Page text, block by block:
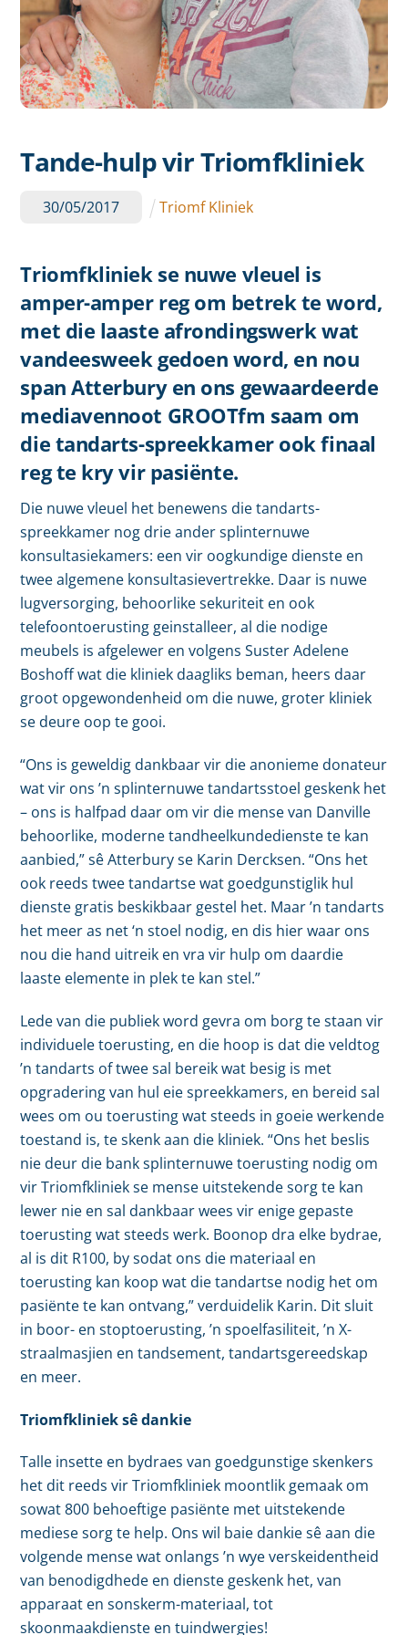
Tande-hulp vir Triomfkliniek
30/05/2017 Triomf Kliniek
Triomfkliniek se nuwe vleuel is
amper-amper reg om betrek te word,
met die laaste afrondingswerk wat
vandeesweek gedoen word, en nou
span Atterbury en ons gewaardeerde
mediavennoot GROOTfm saam om
die tandarts-spreekkamer ook finaal
reg te kry vir pasiënte.
Die nuwe vleuel het benewens die tandarts-
spreekkamer nog drie ander splinternuwe
konsultasiekamers: een vir oogkundige dienste en
twee algemene konsultasievertrekke. Daar is nuwe
lugversorging, behoorlike sekuriteit en ook
telefoontoerusting geinstalleer, al die nodige
meubels is afgelewer en volgens Suster Adelene
Boshoff wat die kliniek daagliks beman, heers daar
groot opgewondenheid om die nuwe, groter kliniek
se deure oop te gooi.
“Ons is geweldig dankbaar vir die anonieme donateur
wat vir ons ’n splinternuwe tandartsstoel geskenk het
– ons is halfpad daar om vir die mense van Danville
behoorlike, moderne tandheelkundedienste te kan
aanbied,” sê Atterbury se Karin Dercksen. “Ons het
ook reeds twee tandartse wat goedgunstiglik hul
dienste gratis beskikbaar gestel het. Maar ’n tandarts
het meer as net ‘n stoel nodig, en dis hier waar ons
nou die hand uitreik en vra vir hulp om daardie
laaste elemente in plek te kan stel.”
Lede van die publiek word gevra om borg te staan vir
individuele toerusting, en die hoop is dat die veldtog
’n tandarts of twee sal bereik wat besig is met
opgradering van hul eie spreekkamers, en bereid sal
wees om ou toerusting wat steeds in goeie werkende
toestand is, te skenk aan die kliniek. “Ons het beslis
nie deur die bank splinternuwe toerusting nodig om
vir Triomfkliniek se mense uitstekende sorg te kan
lewer nie en sal dankbaar wees vir enige gepaste
toerusting wat steeds werk. Boonop dra elke bydrae,
al is dit R100, by sodat ons die materiaal en
toerusting kan koop wat die tandartse nodig het om
pasiënte te kan ontvang,” verduidelik Karin. Dit sluit
in boor- en stoptoerusting, ’n spoelfasiliteit, ’n X-
straalmasjien en tandsement, tandartsgereedskap
en meer.
Triomfkliniek sê dankie
Talle insette en bydraes van goedgunstige skenkers
het dit reeds vir Triomfkliniek moontlik gemaak om
sowat 800 behoeftige pasiënte met uitstekende
mediese sorg te help. Ons wil baie dankie sê aan die
volgende mense wat onlangs ’n wye verskeidentheid
van benodigdhede en dienste geskenk het, van
apparaat en sonskerm-materiaal, tot
skoonmaakdienste en tuindwergies!